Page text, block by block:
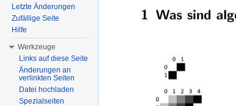
Letzte Änderungen
Zufällige Seite
Hilfe
Werkzeuge
Links auf diese Seite
Änderungen an
verlinkten Seiten
Datei hochladen
Spezialseiten